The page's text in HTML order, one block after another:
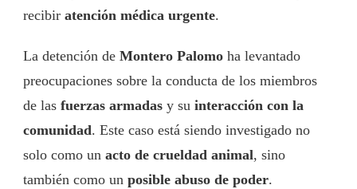
recibir atención médica urgente.
La detención de Montero Palomo ha levantado
preocupaciones sobre la conducta de los miembros
de las fuerzas armadas y su interacción con la
comunidad. Este caso está siendo investigado no
solo como un acto de crueldad animal, sino
también como un posible abuso de poder.